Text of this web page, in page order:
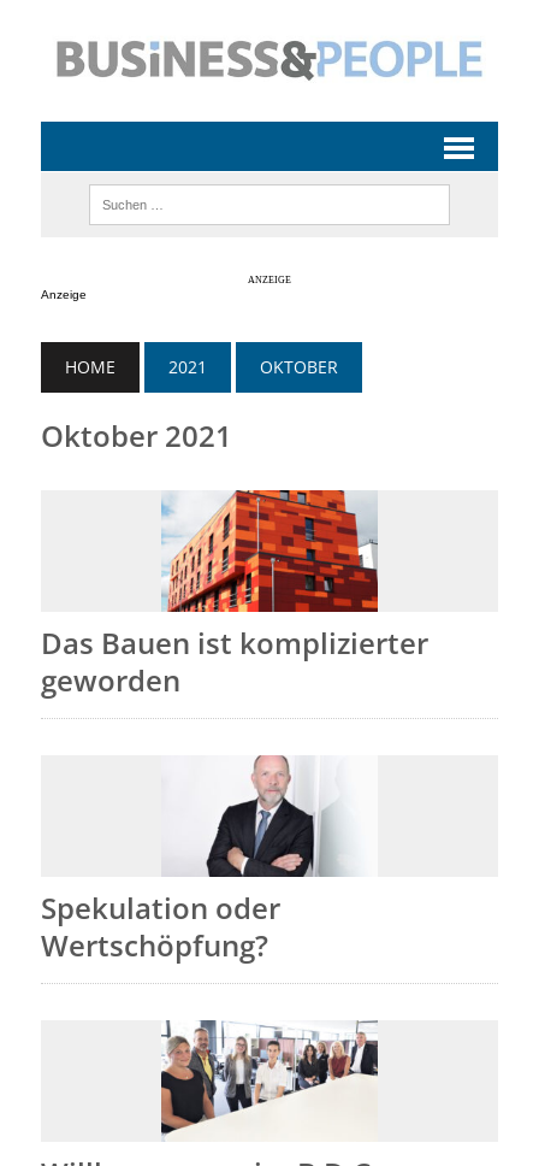
Anzeige
HOME 2021 OKTOBER
Oktober 2021
Das Bauen ist komplizierter
geworden
Spekulation oder
Wertschöpfung?